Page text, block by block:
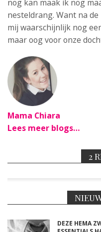
nog kan maak ik nog
nesteldrang. Want na
mij waarschijnlijk nog
maar oog voor onze
Mama Chiara
Lees meer blogs…
2
DEZE HEMA